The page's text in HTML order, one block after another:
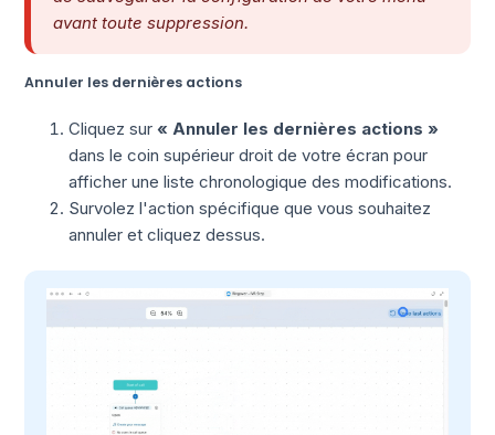
avant toute suppression.
Annuler les dernières actions
Cliquez sur« Annuler les dernières actions »
dans le coin supérieur droit de votre écran pour
afficher une liste chronologique des modifications.
Survolez l'action spécifique que vous souhaitez
annuler et cliquez dessus.